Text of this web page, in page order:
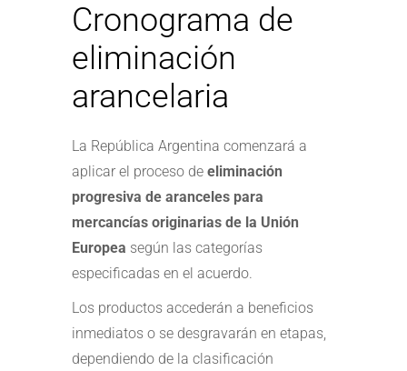
Cronograma de
eliminación
arancelaria
La República Argentina comenzará a
aplicar el proceso de eliminación
progresiva de aranceles para
mercancías originarias de la Unión
Europea según las categorías
especificadas en el acuerdo.
Los productos accederán a beneficios
inmediatos o se desgravarán en etapas,
dependiendo de la clasificación